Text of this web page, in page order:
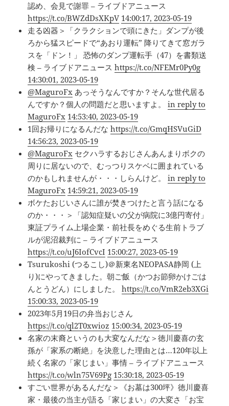
認め、会見で謝罪 – ライブドアニュース
https://t.co/BWZdDsXKpV 14:00:17, 2023-05-19
走る凶器＞「クラクションで頭にきた」ダンプが後
ろから猛スピードで“あおり運転” 降りてきて窓ガラ
スを「ドン！」 恐怖のダンプ運転手（47）を書類送
検 – ライブドアニュースhttps://t.co/NFEMr0Py0g
14:30:01, 2023-05-19
@MaguroFx あっそうなんですか？そんな世代居る
んですか？個人の問題だと思いますよ。in reply to
MaguroFx 14:53:40, 2023-05-19
1回お帰りになるんだなhttps://t.co/GmqHSVuGiD
14:56:23, 2023-05-19
@MaguroFx セクハラするおじさんあんまりボクの
周りに居ないので、むっつりスケベに囲まれている
のかもしれませんが・・・しらんけど。in reply to
MaguroFx 14:59:21, 2023-05-19
ボケたおじいさんに誰が焚きつけたと言う話になる
のか・・・＞「認知症疑いの父が病院に3億円寄付」
東証プライム上場企業・前社長をめぐる生前トラブ
ルが泥沼裁判に – ライブドアニュース
https://t.co/uJ6IofCvcI 15:00:27, 2023-05-19
Tsurukoshi (つるこし)＠新東名NEOPASA静岡 (上
り)にやってきました。朝ご飯（かつお節卵かけごは
んとうどん）にしました。https://t.co/VmR2eb3XGi
15:00:33, 2023-05-19
2023年5月19日の弁当おじさん
https://t.co/ql2T0xwioz 15:00:34, 2023-05-19
名家の末裔というのも大変なんだな＞徳川慶喜の玄
孫が「家系の断絶」を決意した理由とは…120年以上
続く名家の「家じまい」事情 – ライブドアニュース
https://t.co/wln75V69Pg 15:30:18, 2023-05-19
すごい世界があるんだな＞《お墓は300坪》徳川慶喜
家・最後の当主が語る「家じまい」の大変さ「お宝